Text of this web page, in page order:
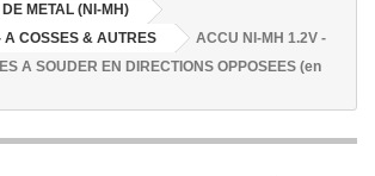
METAL (NI-MH)
A COSSES & AUTRES
ACCU NI-MH 1.2V -
A SOUDER EN DIRECTIONS OPPOSEES (en